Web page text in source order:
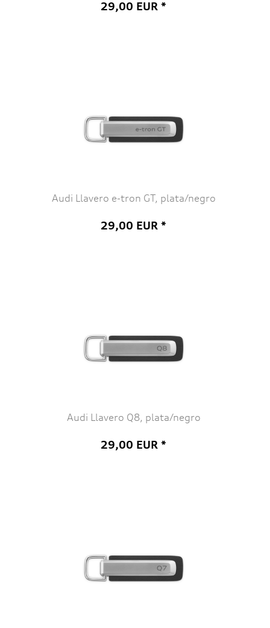
29,00 EUR *
Audi Llavero e-tron GT, plata/negro
29,00 EUR *
Audi Llavero Q8, plata/negro
29,00 EUR *